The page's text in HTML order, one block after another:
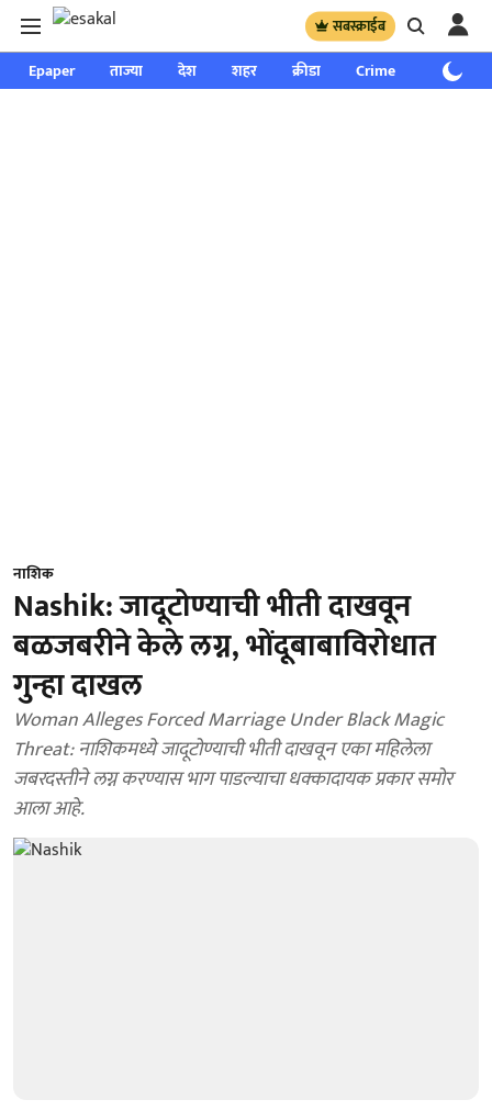
सबस्क्राईब
Epaper ताज्या देश शहर क्रीडा Crime साप्ताहिक
नाशिक
Nashik: जादूटोण्याची भीती दाखवून
बळजबरीने केले लग्न, भोंदूबाबाविरोधात
गुन्हा दाखल
Woman Alleges Forced Marriage Under Black Magic
Threat: नाशिकमध्ये जादूटोण्याची भीती दाखवून एका महिलेला
जबरदस्तीने लग्न करण्यास भाग पाडल्याचा धक्कादायक प्रकार समोर
आला आहे.